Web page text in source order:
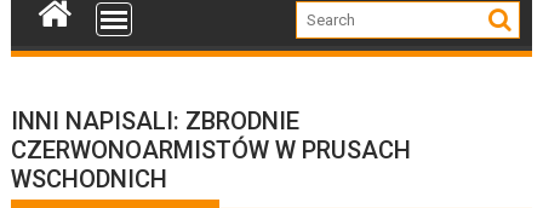
INNI NAPISALI: ZBRODNIE
CZERWONOARMISTÓW W PRUSACH
WSCHODNICH